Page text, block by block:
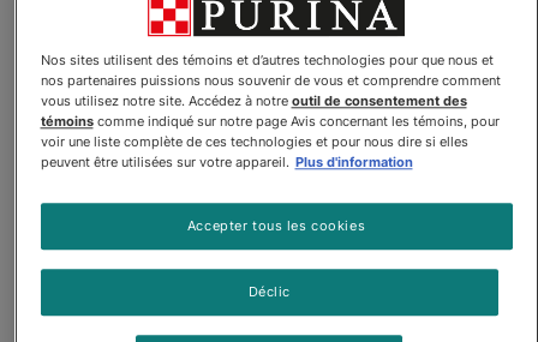
Riz, Nourriture Sèche pour
Chatons
Par Purinaᴹᴰ Pro Planᴹᴰ
$82.88
En stock
(398)
Nos sites utilisent des témoins et d’autres technologies pour que nous et
nos partenaires puissions nous souvenir de vous et comprendre comment
vous utilisez notre site. Accédez à notre outil de consentement des
témoinscomme indiqué sur notre page Avis concernant les témoins, pour
voir une liste complète de ces technologies et pour nous dire si elles
peuvent être utilisées sur votre appareil. Plus d'information
Déclic
Accepter tous les cookies